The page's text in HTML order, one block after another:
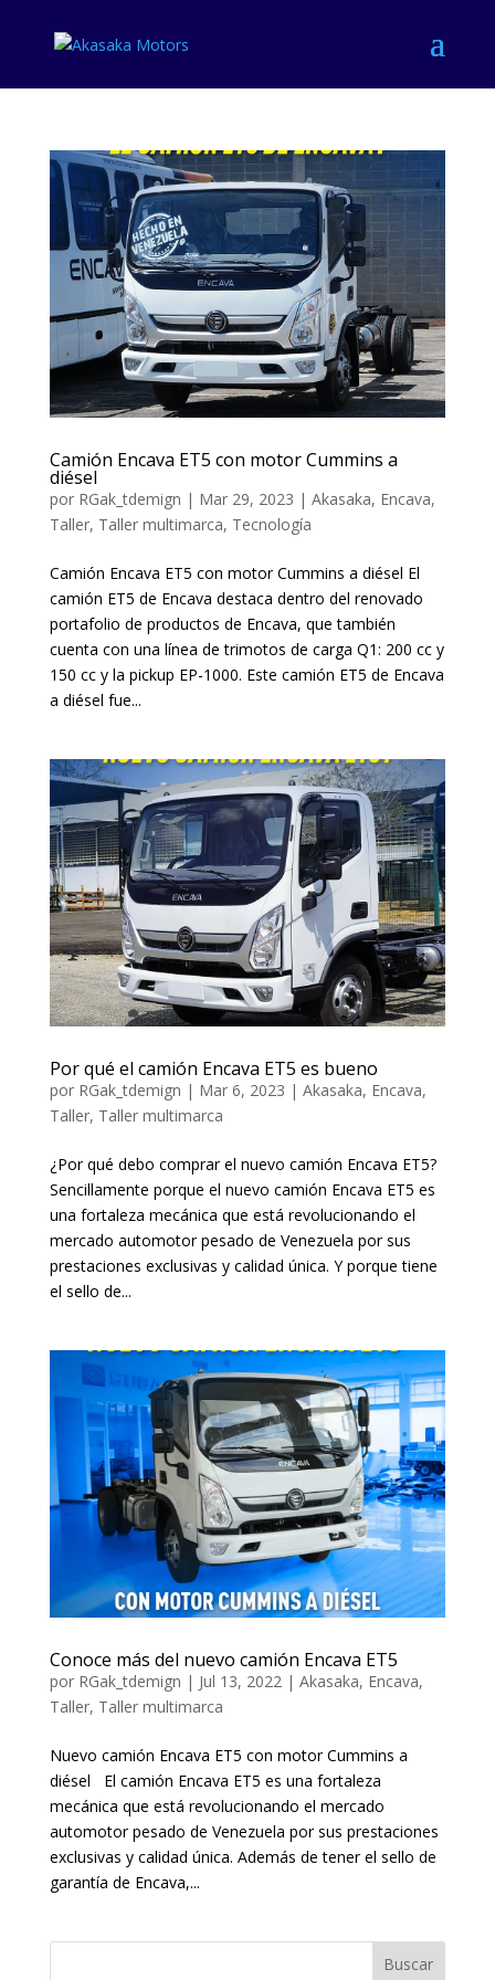
Camión Encava ET5 con motor Cummins a
diésel
por RGak_tdemign | Mar 29, 2023 | Akasaka, Encava,
Taller, Taller multimarca, Tecnología
Camión Encava ET5 con motor Cummins a diésel El
camión ET5 de Encava destaca dentro del renovado
portafolio de productos de Encava, que también
cuenta con una línea de trimotos de carga Q1: 200 cc y
150 cc y la pickup EP-1000. Este camión ET5 de Encava
a diésel fue...
Por qué el camión Encava ET5 es bueno
por RGak_tdemign | Mar 6, 2023 | Akasaka, Encava,
Taller, Taller multimarca
¿Por qué debo comprar el nuevo camión Encava ET5?
Sencillamente porque el nuevo camión Encava ET5 es
una fortaleza mecánica que está revolucionando el
mercado automotor pesado de Venezuela por sus
prestaciones exclusivas y calidad única. Y porque tiene
el sello de...
Conoce más del nuevo camión Encava ET5
por RGak_tdemign | Jul 13, 2022 | Akasaka, Encava,
Taller, Taller multimarca
Nuevo camión Encava ET5 con motor Cummins a
diésel El camión Encava ET5 es una fortaleza
mecánica que está revolucionando el mercado
automotor pesado de Venezuela por sus prestaciones
exclusivas y calidad única. Además de tener el sello de
garantía de Encava,...